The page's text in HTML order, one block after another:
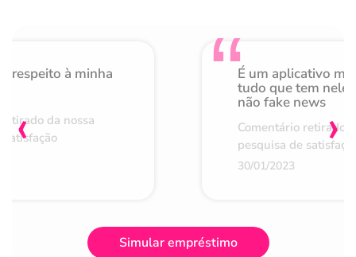
respeito à minha
da nossa
É um aplicativo
tudo que tem nele
não fake news
Comentário retirado
pesquisa de
30/01/2023
‹ ›
Simular empréstimo